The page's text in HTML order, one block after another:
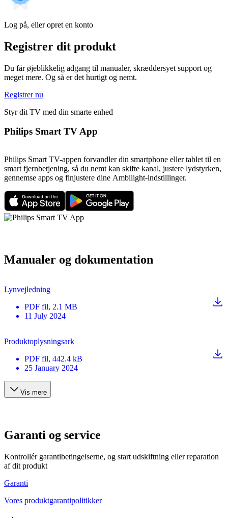
Log på, eller opret en konto
Registrer dit produkt
Du får øjeblikkelig adgang til manualer, skræddersyet support og
meget mere. Og så er det hurtigt og nemt.
Registrer nu
Styr dit TV med din smarte enhed
Philips Smart TV App
Philips Smart TV-appen forvandler din smartphone eller tablet til en
smart fjernbetjening, så du nemt kan skifte kanal, justere lydstyrken,
gennemse apps og finjustere dine Ambilight-indstillinger.
Manualer og dokumentation
Lynvejledning
PDF fil, 2.1 MB
11 July 2024
Produktoplysningsark
PDF fil, 442.4 kB
25 January 2024
Vis mere
Garanti og service
Kontrollér garantibetingelserne, og start udskiftning eller reparation
af dit produkt
Garanti
Vores produktgarantipolitikker